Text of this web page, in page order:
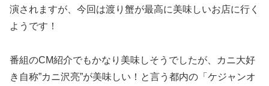
演されますが、今回は渡り蟹が最高に美味しいお店に行く
ようです！
番組のCM紹介でもかなり美味しそうでしたが、カニ大好
き自称”カニ沢亮”が美味しい！と言う都内の「ケジャンオ